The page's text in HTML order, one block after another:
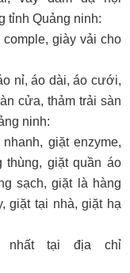
tỉnh Quảng ninh:
giày vải cho
nỉ, áo dài, áo cưới,
cửa, thảm trải sàn
ninh:
giặt enzyme,
thùng, giặt quần áo
sạch, giặt là hàng
giặt tại nhà, giặt hạ
tại địa chỉ